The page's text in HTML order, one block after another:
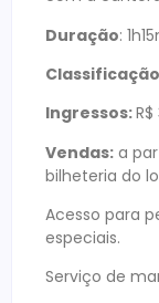
Duração:
Ingressos:
Vendas: a
bilheteria do
Acesso para
especiais.
Serviço de